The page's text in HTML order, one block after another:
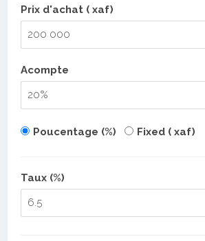
Prix d'achat ( xaf)
Acompte
Poucentage (%) Fixed ( xaf)
Taux (%)